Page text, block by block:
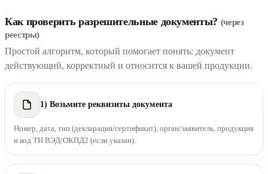
Как проверить разрешительные документы? (через
реестры)
Простой алгоритм, который помогает понять: документ
действующий, корректный и относится к вашей продукции.
1) Возьмите реквизиты документа
Номер, дата, тип (декларация/сертификат), орган/заявитель, продукция
и код ТН ВЭД/ОКПД2 (если указан).